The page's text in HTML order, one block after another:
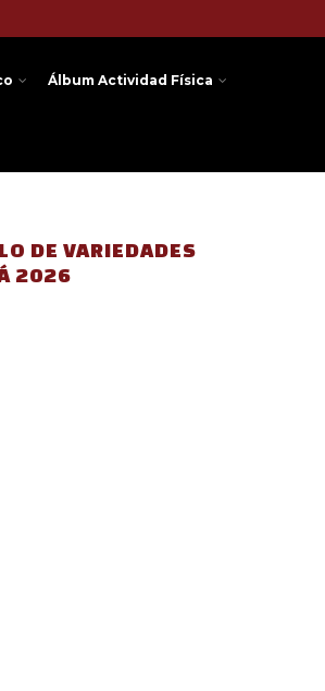
Álbum Actividad Física
DE VARIEDADES
2026